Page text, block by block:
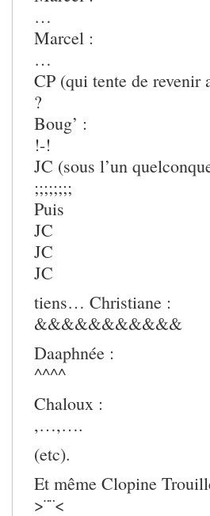
…
Marcel :
…
CP (qui tente de revenir
?
Boug’ :
!-!
JC (sous l’un
;;;;;;;;
Puis
JC
JC
JC
tiens… Christiane :
&&&&&&&&&&&
Daaphnée :
^^^^
Chaloux :
,…,….
(etc).
Et même Clopine
>¨¨<